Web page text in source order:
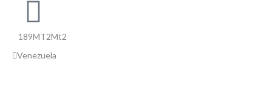
189MT2Mt2
Venezuela